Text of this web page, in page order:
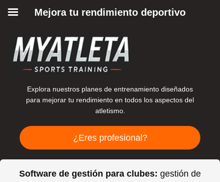
Explora nuestros planes de entrenamiento diseñados
para mejorar tu rendimiento en todos los aspectos del
atletismo.
¿Eres profesional?
Software de gestión para clubes: gestión de
Mejora tu rendimiento deportivo